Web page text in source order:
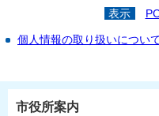
表示
個人情報の取り扱いについ
市役所案内